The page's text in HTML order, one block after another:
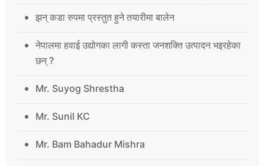
झन् कडा रुपमा प्रस्तुत हुने तयारीमा बालेन
नेपालमा हवाई उद्योगका लागी कस्ता जनशक्ति उत्पादन भइरहेका
छन् ?
Mr. Suyog Shrestha
Mr. Sunil KC
Mr. Bam Bahadur Mishra